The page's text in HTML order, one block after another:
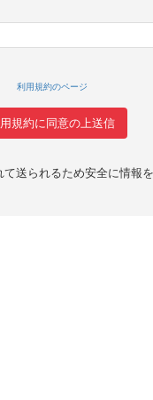
利用規約のページ
送られるため安全に情報